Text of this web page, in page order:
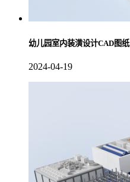
幼儿园室内装潢设计CAD图纸
2024-04-19